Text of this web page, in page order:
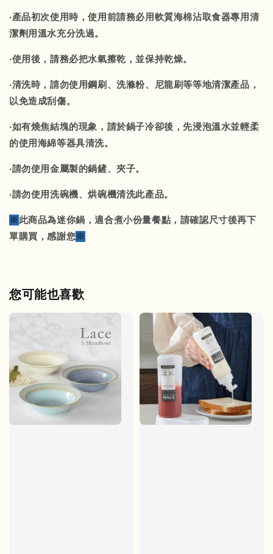
‧產品初次使用時，使用前請務必用軟質海棉沾取食器專用清
潔劑用溫水充分洗過。
‧使用後，請務必把水氣擦乾，並保持乾燥。
‧清洗時，請勿使用鋼刷、洗滌粉、尼龍刷等等地清潔產品，
以免造成刮傷。
‧如有燒焦結塊的現象，請於鍋子冷卻後，先浸泡溫水並輕柔
的使用海綿等器具清洗。
‧請勿使用金屬製的鍋鏟、夾子。
‧請勿使用洗碗機、烘碗機清洗此產品。
※此商品為迷你鍋，適合煮小份量餐點，請確認尺寸後再下
單購買，感謝您※
您可能也喜歡